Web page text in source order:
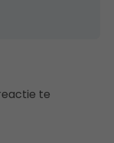
te